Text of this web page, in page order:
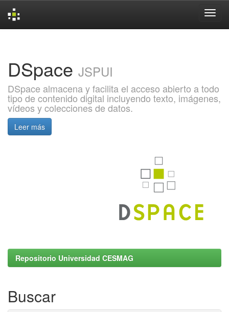
DSpace JSPUI
DSpace almacena y facilita el acceso abierto a todo
tipo de contenido digital incluyendo texto, imágenes,
vídeos y colecciones de datos.
Leer más
Repositorio Universidad CESMAG
Buscar